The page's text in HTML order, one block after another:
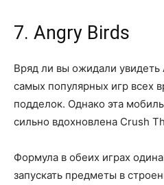
7. Angry Birds
Вряд ли вы ожидали
самых популярных игр всех
подделок. Однако эта
сильно вдохновлена Crush
Формула в обеих играх
запускать предметы в